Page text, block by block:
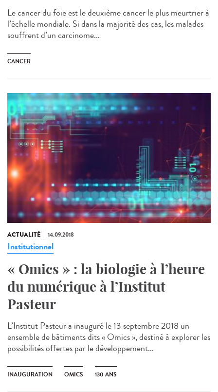
Le cancer du foie est le deuxième cancer le plus meurtrier à
l’échelle mondiale. Si dans la majorité des cas, les malades
souffrent d’un carcinome...
CANCER
ACTUALITÉ 14.09.2018
Institutionnel
« Omics » : la biologie à l’heure
du numérique à l’Institut
Pasteur
L’Institut Pasteur a inauguré le 13 septembre 2018 un
ensemble de bâtiments dits « Omics », destiné à explorer les
possibilités offertes par le développement...
INAUGURATION OMICS 130 ANS